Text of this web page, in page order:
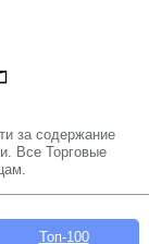
за содержание
Все Торговые
Топ-100